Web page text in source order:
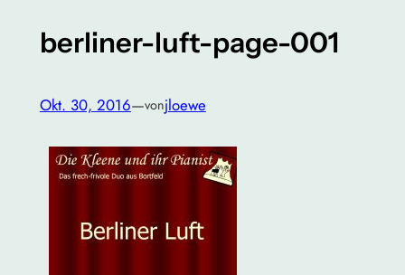
berliner-luft-page-001
Okt. 30, 2016—vonjloewe